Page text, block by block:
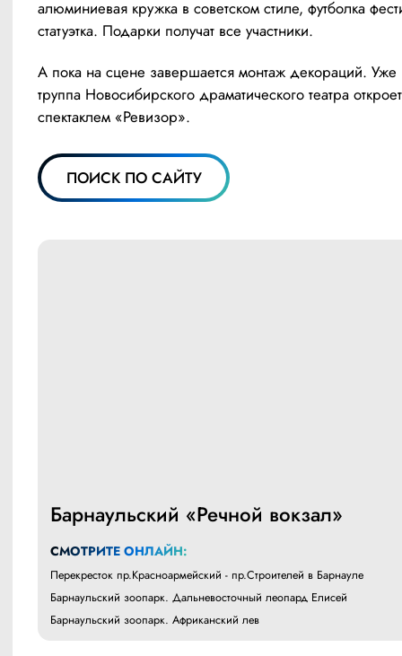
алюминиевая кружка в советском стиле, футболка
статуэтка. Подарки получат все участники.
А пока на сцене завершается монтаж декораций. Уже
труппа Новосибирского драматического театра
спектаклем «Ревизор».
ПОИСК ПО САЙТУ
Барнаульский «Речной вокзал»
СМОТРИТЕ ОНЛАЙН:
Перекресток пр.Красноармейский - пр.Строителей в Барнауле
Барнаульский зоопарк. Дальневосточный леопард Елисей
Барнаульский зоопарк. Африканский лев